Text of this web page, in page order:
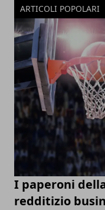
ARTICOLI POPOLARI
I paperoni
redditizio